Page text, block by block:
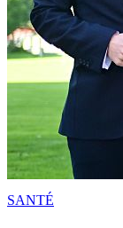
SANTÉ